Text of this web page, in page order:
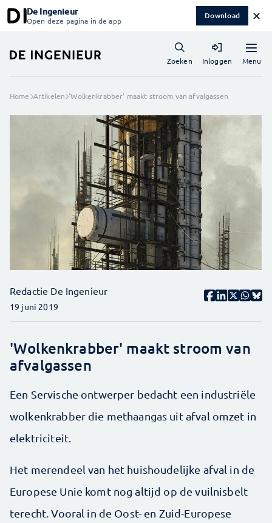
De Ingenieur
Open deze pagina in de app Download ✕
Menu
Zoeken Inloggen
Home Artikelen 'Wolkenkrabber' maakt stroom van afvalgassen
Redactie De Ingenieur
19 juni 2019
'Wolkenkrabber' maakt stroom van
afvalgassen
Een Servische ontwerper bedacht een industriële
wolkenkrabber die methaangas uit afval omzet in
elektriciteit.
Het merendeel van het huishoudelijke afval in de
Europese Unie komt nog altijd op de vuilnisbelt
terecht. Vooral in de Oost- en Zuid-Europese